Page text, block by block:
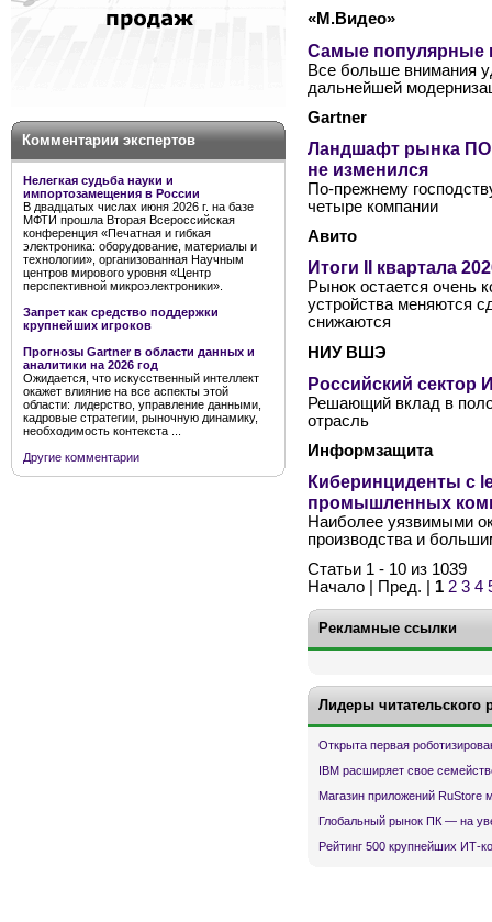
Комментарии экспертов
Нелегкая судьба науки и
импортозамещения в России
В двадцатых числах июня 2026 г. на базе
МФТИ прошла Вторая Всероссийская
конференция «Печатная и гибкая
электроника: оборудование, материалы и
технологии», организованная Научным
центров мирового уровня «Центр
перспективной микроэлектроники».
Запрет как средство поддержки
крупнейших игроков
Прогнозы Gartner в области данных и
аналитики на 2026 год
Ожидается, что искусственный интеллект
окажет влияние на все аспекты этой
области: лидерство, управление данными,
кадровые стратегии, рыночную динамику,
необходимость контекста ...
Другие комментарии
«М.Видео»
Самые популярные
Все больше внимания
дальнейшей
Gartner
Ландшафт рынка ПО
не изменился
По-прежнему
четыре компании
Авито
Итоги II квартала
Рынок остается очень
устройства меняются
снижаются
НИУ ВШЭ
Российский сектор
Решающий вклад в
отрасль
Информзащита
Киберинциденты с
промышленных
Наиболее уязвимыми
производства и
Статьи 1 - 10 из 1039
Начало | Пред. | 1 2 3 4
Рекламные ссылки
Лидеры читательского
Открыта первая
IBM расширяет свое
Магазин приложений RuStore
Глобальный рынок ПК — на
Рейтинг 500 крупнейших ИТ-